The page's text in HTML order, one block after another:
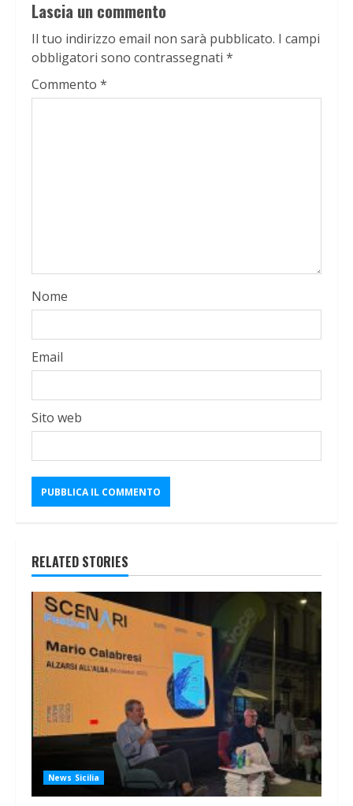
Lascia un commento
Il tuo indirizzo email non sarà pubblicato. I campi
obbligatori sono contrassegnati *
Commento *
Nome
Email
Sito web
RELATED STORIES
News Sicilia